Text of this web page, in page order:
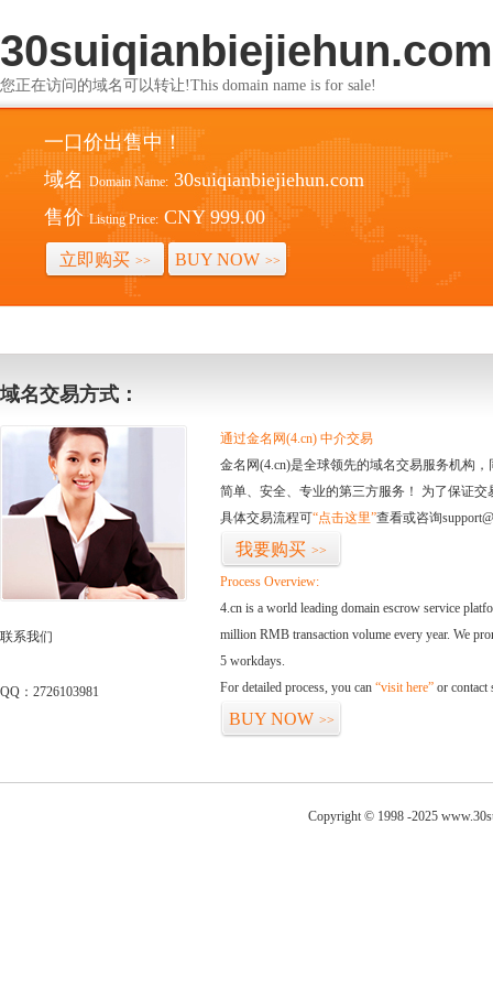
30suiqianbiejiehun.com
您正在访问的域名可以转让!This domain name is for sale!
一口价出售中！
域名 Domain Name: 30suiqianbiejiehun.com
售价 Listing Price: CNY 999.00
立即购买 >> BUY NOW >>
域名交易方式：
联系我们
QQ：2726103981
通过金名网(4.cn) 中介交易
金名网(4.cn)是全球领先的域名交易服务机构
简单、安全、专业的第三方服务！ 为了保证
具体交易流程可“点击这里”查看或咨询
我要购买 >>
Process Overview:
4.cn is a world leading domain escrow service
million RMB transaction volume every year. We
5 workdays.
For detailed process, you can “visit here” or contact
BUY NOW >>
Copyright © 1998 -2025